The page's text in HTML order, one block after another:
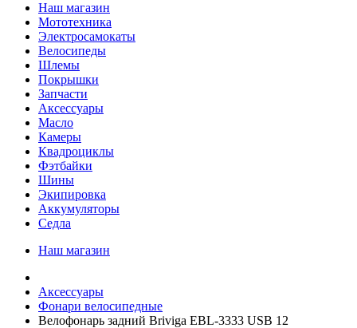
Наш магазин
Мототехника
Электросамокаты
Велосипеды
Шлемы
Покрышки
Запчасти
Аксессуары
Масло
Камеры
Квадроциклы
Фэтбайки
Шины
Экипировка
Аккумуляторы
Седла
Наш магазин
Аксессуары
Фонари велосипедные
Велофонарь задний Briviga EBL-3333 USB 12